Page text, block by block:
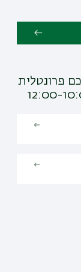
פרונטלית